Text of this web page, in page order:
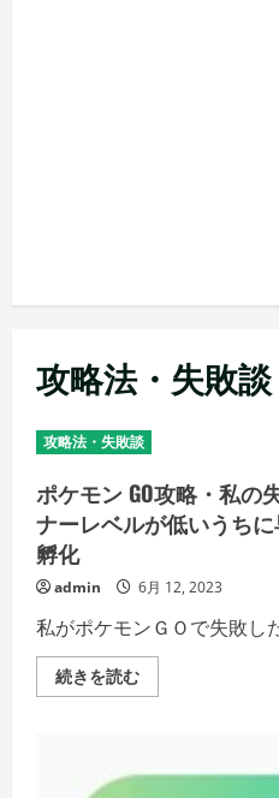
攻略法・失敗談
攻略法・失敗談
ポケモン GO攻略・私の
ナーレベルが低いうち
孵化
admin 6月 12, 2023
私がポケモンＧＯで失敗し
続きを読むポ
ケ
略・